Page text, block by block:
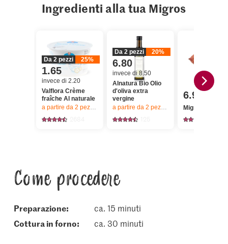
Ingredienti alla tua Migros
Da 2 pezzi 25%
1.65
invece di 2.20
Valflora Crème
fraîche Al naturale
a partire da 2 pezzi, Offerta valida solo dal 6.8 al 12.8.2026, fino a
Da 2 pezzi 20%
6.80
invece di 8.50
Alnatura Bio Olio
d'oliva extra
vergine
a partire da 2 pezzi, Offerta valida solo
6.90
Migros Patate
Come procedere
Preparazione:
ca. 15 minuti
cottura in forno:
ca. 30 minuti